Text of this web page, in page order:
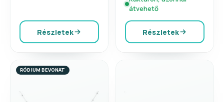
Részletek
átvehető
Részletek
RÓDIUM BEVONAT